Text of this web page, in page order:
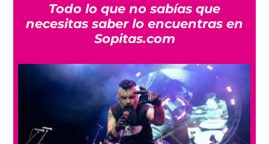
Todo lo que no sabías que
necesitas saber lo encuentras en
Sopitas.com